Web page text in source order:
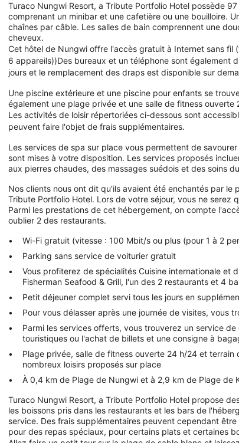
Turaco Nungwi Resort, a Tribute Portfolio Hotel possède
comprenant un minibar et une cafetière ou une bouilloire.
chaînes par câble. Les salles de bain comprennent une
cheveux.
Cet hôtel de Nungwi offre l'accès gratuit à Internet sans fil
6 appareils))Des bureaux et un téléphone sont également
jours et le remplacement des draps est disponible sur
Une piscine extérieure et une piscine pour enfants se
également une plage privée et une salle de fitness ouverte
Les activités de loisir répertoriées ci-dessous sont
peuvent faire l'objet de frais supplémentaires.
Les services de spa sur place vous permettent de
sont mises à votre disposition. Les services proposés
aux pierres chaudes, des massages suédois et des soins
Nos clients nous ont dit qu'ils avaient été enchantés par le
Tribute Portfolio Hotel. Lors de votre séjour, vous ne serez
Parmi les prestations de cet hébergement, on compte
oublier 2 des restaurants.
Wi-Fi gratuit (vitesse : 100 Mbit/s ou plus (pour 1 à 2
Parking sans service de voiturier gratuit
Vous profiterez de spécialités Cuisine internationale et
Fisherman Seafood & Grill, l'un des 2 restaurants et 4
Petit déjeuner complet servi tous les jours en
Pour vous délasser après une journée de visites, vous
Parmi les services offerts, vous trouverez un service
touristiques ou l'achat de billets et une consigne à
Plage privée, salle de fitness ouverte 24 h/24 et
nombreux loisirs proposés sur place
À 0,4 km de Plage de Nungwi et à 2,9 km de Plage de
Turaco Nungwi Resort, a Tribute Portfolio Hotel propose
les boissons pris dans les restaurants et les bars de
service. Des frais supplémentaires peuvent cependant
pour des repas spéciaux, pour certains plats et certaines